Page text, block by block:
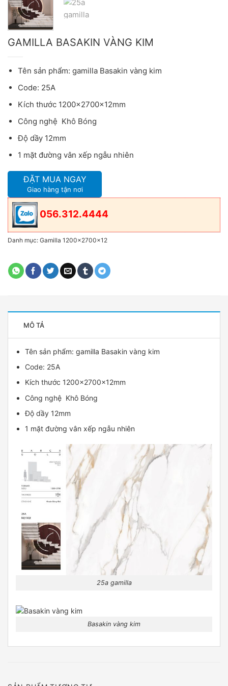
GAMILLA BASAKIN VÀNG KIM
Tên sản phẩm: gamilla Basakin vàng kim
Code: 25A
Kích thước 1200x2700x12mm
Công nghệ Khô Bóng
Độ dầy 12mm
1 mặt đường vân xếp ngẫu nhiên
ĐẶT MUA NGAY
Giao hàng tận nơi
056.312.4444
Danh mục: Gamilla 1200x2700x12
MÔ TẢ
Tên sản phẩm:gamilla Basakin vàng kim
Code: 25A
Kích thước 1200x2700x12mm
Công nghệ Khô Bóng
Độ dầy 12mm
1 mặt đường vân xếp ngẫu nhiên
25a gamilla
Basakin vàng kim